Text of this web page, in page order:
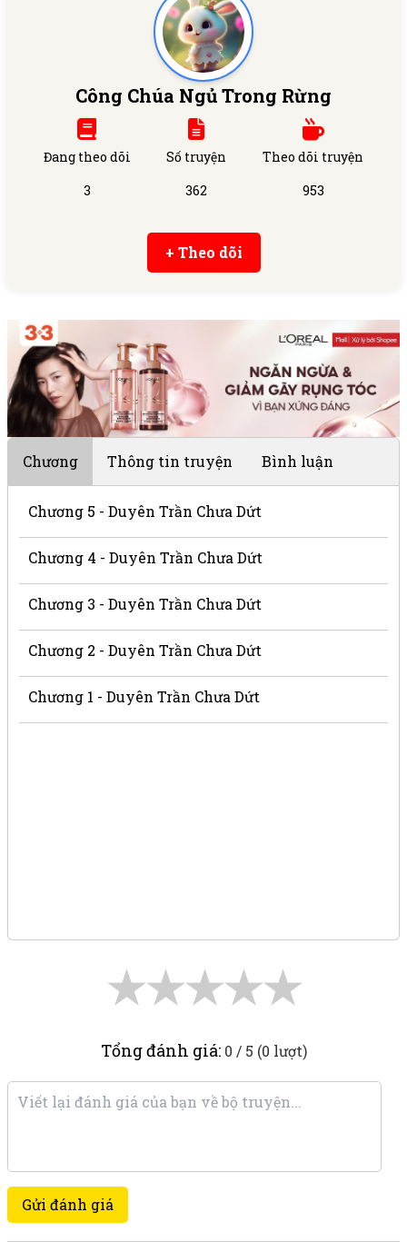
Công Chúa Ngủ Trong Rừng
Đang theo dõi
3
Số truyện
362
Theo dõi truyện
953
+ Theo dõi
Chương Thông tin truyện Bình luận
Chương 5 - Duyên Trần Chưa Dứt
Chương 4 - Duyên Trần Chưa Dứt
Chương 3 - Duyên Trần Chưa Dứt
Chương 2 - Duyên Trần Chưa Dứt
Chương 1 - Duyên Trần Chưa Dứt
★
★
★
★
★
Tổng đánh giá: 0 / 5 (0 lượt)
Gửi đánh giá